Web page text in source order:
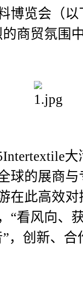
博览会（以
商贸氛围
球的展商
在此高效
“看风向、
，创新、